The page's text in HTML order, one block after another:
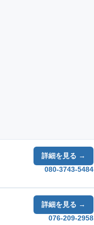
詳細を見る →
080-3743-5484
詳細を見る →
076-209-2958